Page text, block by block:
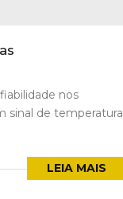
nos
sinal de temperatura
LEIA MAIS